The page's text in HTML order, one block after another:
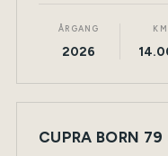
ÅRGANG
2026
KM
NY
CUPRA BORN 79